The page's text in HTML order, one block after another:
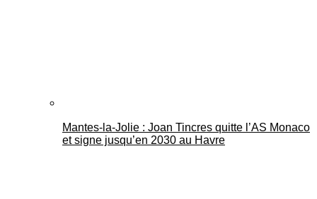
Mantes-la-Jolie : Joan Tincres quitte l’AS Monaco
et signe jusqu’en 2030 au Havre